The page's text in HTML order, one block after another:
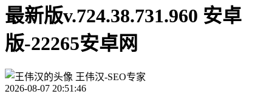
最新版v.724.38.731.960 安卓
版-22265安卓网
王伟汉-SEO专家
2026-08-07 20:51:46